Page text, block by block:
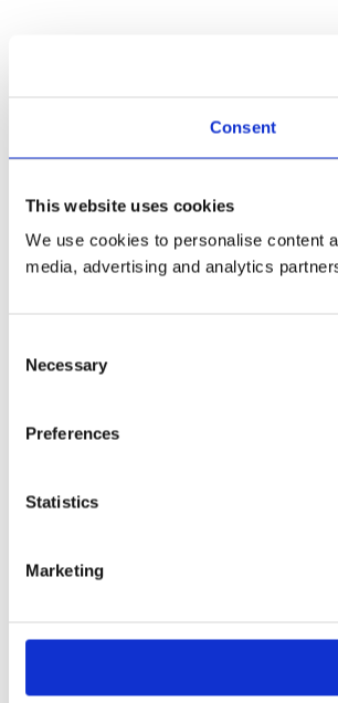
Consent
This website uses cookies
We use cookies to personalise content
media, advertising and analytics
Selection
Necessary
Preferences
Statistics
Marketing